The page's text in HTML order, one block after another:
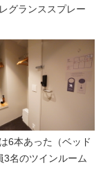
グランススプレー
6本あった（ベッド
3名のツインルーム